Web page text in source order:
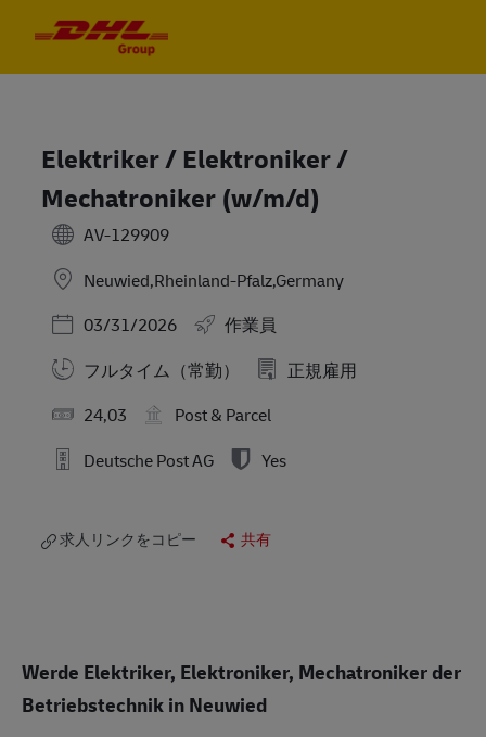
Elektriker / Elektroniker /
Mechatroniker (w/m/d)
AV-129909
Neuwied,Rheinland-Pfalz,Germany
Posted Date
03/31/2026
作業員
フルタイム（常勤）
正規雇用
24,03
Post & Parcel
Deutsche Post AG
Yes
求人リンクをコピー 共有
Werde Elektriker, Elektroniker, Mechatroniker der
Betriebstechnik in Neuwied